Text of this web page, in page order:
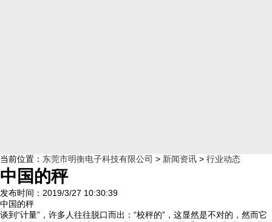
当前位置： 东莞市明衡电子科技有限公司 > 新闻资讯 > 行业动态
中国的秤
发布时间：2019/3/27 10:30:39
中国的秤
谈到“计量”，许多人往往脱口而出：“校秤的”，这显然是不对的，然而它